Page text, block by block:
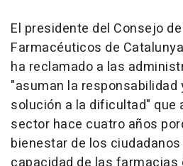
El presidente del Consejo
Farmacéuticos de
ha reclamado a las
"asuman la responsabilidad
solución a la dificultad" que
sector hace cuatro años
bienestar de los